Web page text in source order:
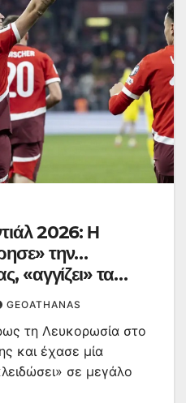
2026: Η
την…
«αγγίζει» τα
GEOATHANAS
τη Λευκορωσία στο
και έχασε μία
σε μεγάλο